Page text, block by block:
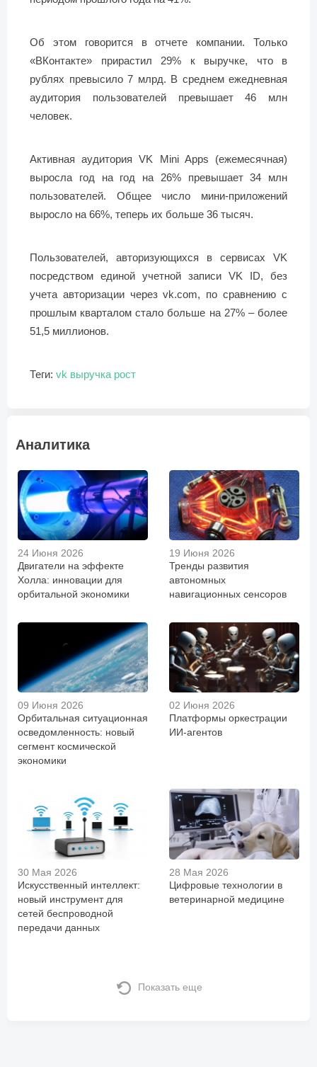
Об этом говорится в отчете компании. Только
«ВКонтакте» прирастил 29% к выручке, что в
рублях превысило 7 млрд. В среднем ежедневная
аудитория пользователей превышает 46 млн
человек.
Активная аудитория VK Mini Apps (ежемесячная)
выросла год на год на 26% превышает 34 млн
пользователей. Общее число мини-приложений
выросло на 66%, теперь их больше 36 тысяч.
Пользователей, авторизующихся в сервисах VK
посредством единой учетной записи VK ID, без
учета авторизации через vk.com, по сравнению с
прошлым кварталом стало больше на 27% – более
51,5 миллионов.
Теги: vk выручка рост
Аналитика
24 Июня 2026
Двигатели на эффекте
Холла: инновации для
орбитальной экономики
19 Июня 2026
Тренды развития
автономных
навигационных сенсоров
09 Июня 2026
Орбитальная ситуационная
осведомленность: новый
сегмент космической
экономики
02 Июня 2026
Платформы оркестрации
ИИ-агентов
30 Мая 2026
Искусственный интеллект:
новый инструмент для
сетей беспроводной
передачи данных
28 Мая 2026
Цифровые технологии в
ветеринарной медицине
Показать еще